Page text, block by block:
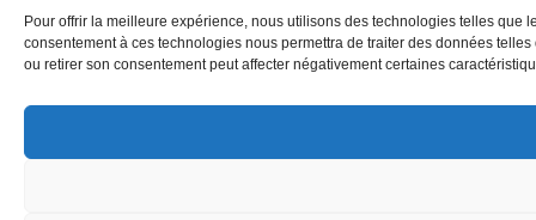
Pour offrir la meilleure expérience, nous utilisons des technologies telles
consentement à ces technologies nous permettra de traiter des données
ou retirer son consentement peut affecter négativement certaines